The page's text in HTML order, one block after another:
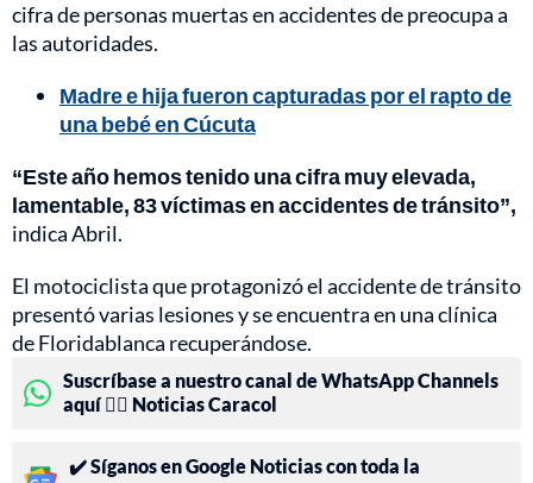
cifra de personas muertas en accidentes de preocupa a
las autoridades.
Madre e hija fueron capturadas por el rapto de
una bebé en Cúcuta
“Este año hemos tenido una cifra muy elevada,
lamentable, 83 víctimas en accidentes de tránsito”,
indica Abril.
El motociclista que protagonizó el accidente de tránsito
presentó varias lesiones y se encuentra en una clínica
de Floridablanca recuperándose.
Suscríbase a nuestro canal de WhatsApp Channels
aquí 👉🏻 Noticias Caracol
✔️ Síganos en Google Noticias con toda la